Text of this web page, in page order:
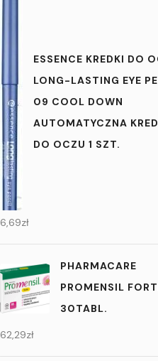
ESSENCE KREDKI DO
LONG-LASTING EYE
09 COOL DOWN
AUTOMATYCZNA
DO OCZU 1 SZT.
6,69zł
PHARMACARE
PROMENSIL
30TABL.
62,29zł